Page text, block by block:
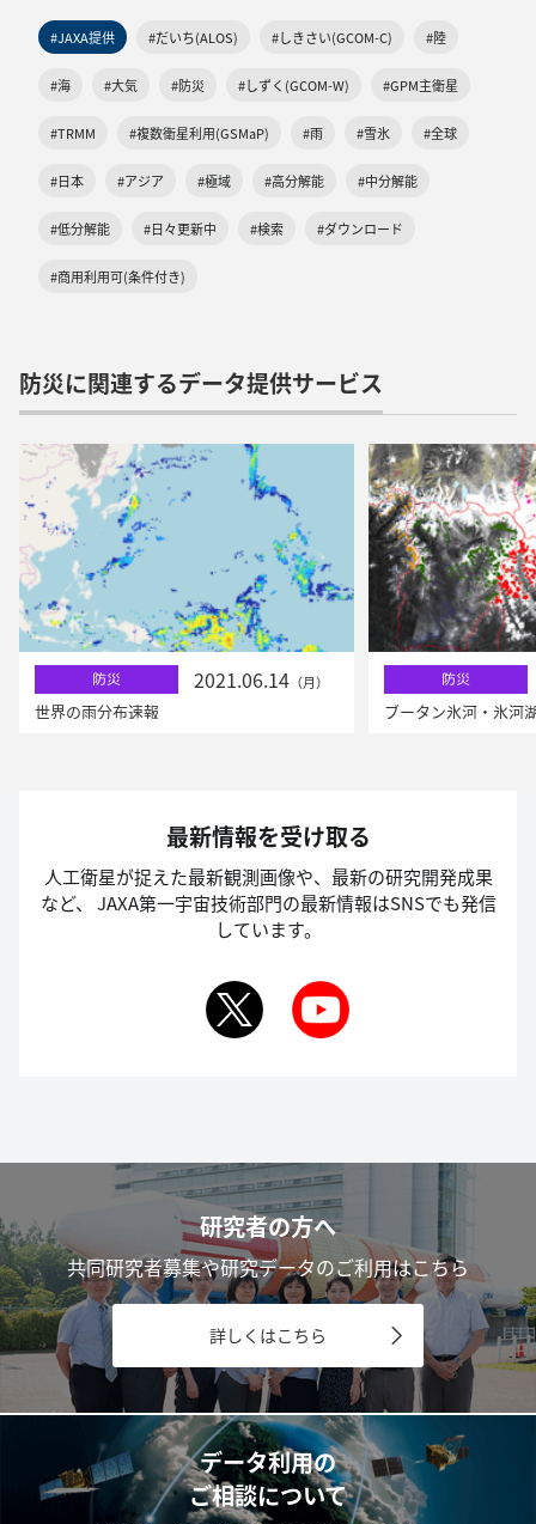
#JAXA提供 #だいち(ALOS) #しきさい(GCOM-C) #陸
#海 #大気 #防災 #しずく(GCOM-W) #GPM主衛星
#TRMM #複数衛星利用(GSMaP) #雨 #雪氷 #全球
#日本 #アジア #極域 #高分解能 #中分解能
#低分解能 #日々更新中 #検索 #ダウンロード
#商用利用可(条件付き)
防災に関連するデータ提供サービス
防災 2021.06.14 （月）
世界の雨分布速報
防災
ブータン氷河・氷河
最新情報を受け取る
人工衛星が捉えた最新観測画像や、最新の研究開発成果
など、
JAXA第一宇宙技術部門の最新情報はSNSでも発信
しています。
研究者の方へ
共同研究者募集や研究データのご利用はこちら
詳しくはこちら
データ利用の
ご相談について